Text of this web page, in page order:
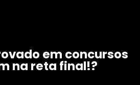
em concursos
na reta final!?